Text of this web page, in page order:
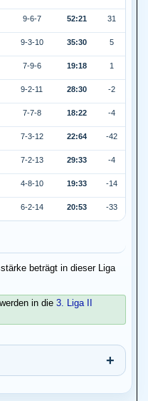
9-6-7 52:21 31
9-3-10 35:30 5
7-9-6 19:18 1
9-2-11 28:30 -2
7-7-8 18:22 -4
7-3-12 22:64 -42
7-2-13 29:33 -4
4-8-10 19:33 -14
6-2-14 20:53 -33
beträgt in dieser Liga
in die 3. Liga II